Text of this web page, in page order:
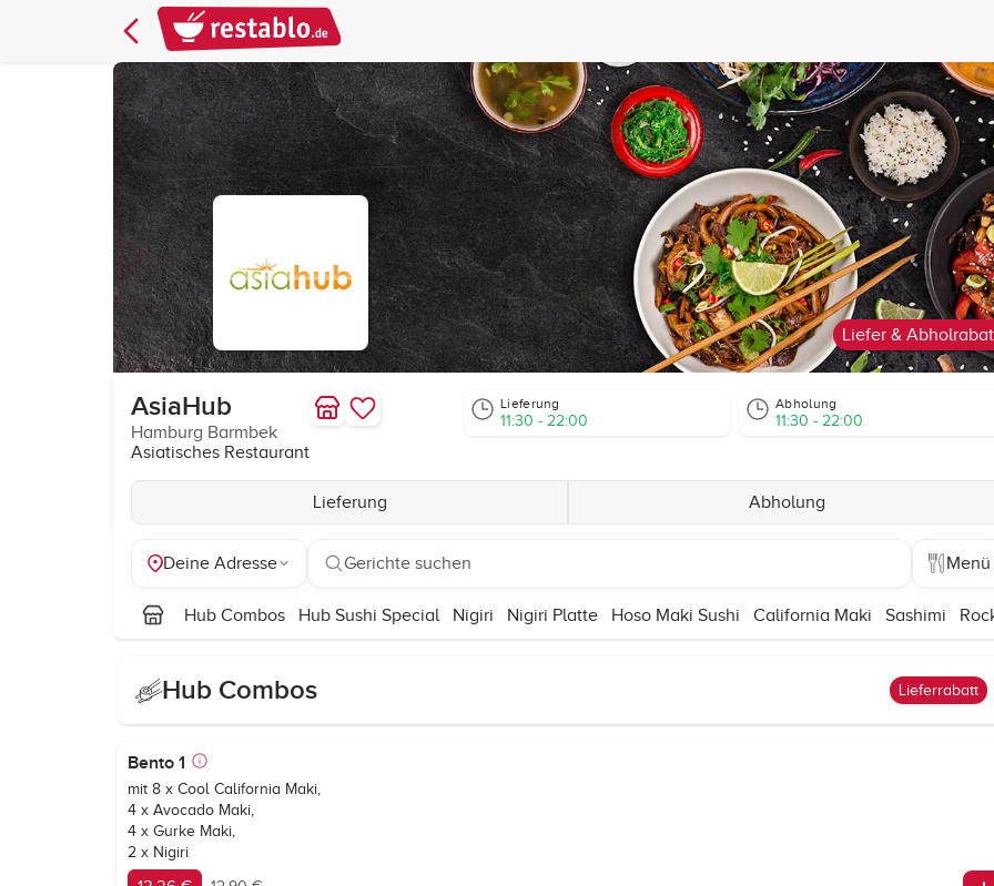
Liefer &
AsiaHub
Hamburg Barmbek
Asiatisches Restaurant
Lieferung
11:30 - 22:00
Abholung
11:30 - 22:00
Lieferung Abholung
Deine Adresse Gerichte suchen Menü
Hub Combos Hub Sushi Special Nigiri Nigiri Platte Hoso Maki Sushi California Maki Sashimi
Hub Combos Lieferrabatt
Bento 1
mit 8 x Cool California Maki,
4 x Avocado Maki,
4 x Gurke Maki,
2 x Nigiri